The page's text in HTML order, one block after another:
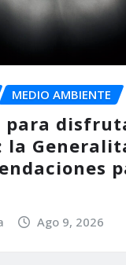
MEDIO AMBIENTE
para
la
Ago 9, 2026